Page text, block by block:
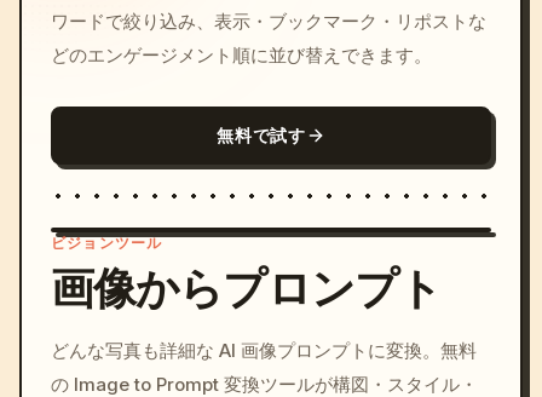
ワードで絞り込み、表示・ブックマーク・リポストな
どのエンゲージメント順に並び替えできます。
無料で試す
c, cyberpunk sunset, neon
colors, 8k --v 6.0
ビジョンツール
画像からプロンプト
どんな写真も詳細な AI 画像プロンプトに変換。無料
の Image to Prompt 変換ツールが構図・スタイル・